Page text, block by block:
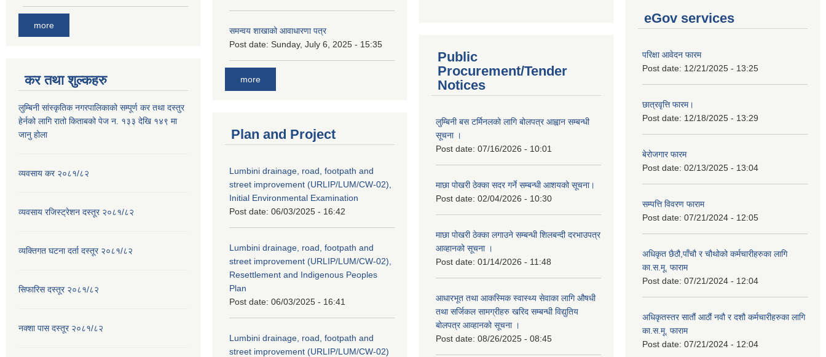
more
कर तथा शुल्कहरु
लुम्बिनी सांस्कृतिक नगरपालिकाको सम्पूर्ण कर तथा दस्तुर
हेर्नको लागि रातो किताबको पेज न. १३३ देखि १४९ मा
जानु होला
व्यवसाय कर २०८१/८२
व्यवसाय रजिस्ट्रेशन दस्तूर २०८१/८२
व्यक्तिगत घटना दर्ता दस्तूर २०८१/८२
सिफारिस दस्तूर २०८१/८२
नक्शा पास दस्तूर २०८१/८२
समन्वय शाखाको आवाधारणा पत्र
Post date: Sunday, July 6, 2025 - 15:35
more
Plan and Project
Lumbini drainage, road, footpath and
street improvement (URLIP/LUM/CW-02),
Initial Environmental Examination
Post date: 06/03/2025 - 16:42
Lumbini drainage, road, footpath and
street improvement (URLIP/LUM/CW-02),
Resettlement and Indigenous Peoples
Plan
Post date: 06/03/2025 - 16:41
Lumbini drainage, road, footpath and
street improvement (URLIP/LUM/CW-02)
Public
Procurement/Tender
Notices
लुम्बिनी बस टर्मिनलको लागि बोलपत्र आह्वान सम्बन्धी
सूचना ।
Post date: 07/16/2026 - 10:01
माछा पोखरी ठेक्का सदर गर्ने सम्बन्धी आशयको सूचना।
Post date: 02/04/2026 - 10:30
माछा पोखरी ठेक्का लगाउने सम्बन्धी शिलबन्दी दरभाउपत्र
आव्हानको सूचना ।
Post date: 01/14/2026 - 11:48
आधारभूत तथा आकस्मिक स्वास्थ्य सेवाका लागि औषधी
तथा सर्जिकल सामग्रीहरु खरिद सम्बन्धी विद्युतिय
बोलपत्र आव्हानको सूचना ।
Post date: 08/26/2025 - 08:45
eGov services
परिक्षा आवेदन फारम
Post date: 12/21/2025 - 13:25
छात्रवृत्ति फारम।
Post date: 12/18/2025 - 13:29
बेरोजगार फारम
Post date: 02/13/2025 - 13:04
सम्पत्ति विवरण फाराम
Post date: 07/21/2024 - 12:05
अधिकृत छैठौ,पाँचौ र चौथोको कर्मचारीहरुका लागि
का.स.मू. फाराम
Post date: 07/21/2024 - 12:04
अधिकृतस्तर सातौं आठौं नवौ र दशौ कर्मचारीहरुका लागि
का.स.मू. फाराम
Post date: 07/21/2024 - 12:04